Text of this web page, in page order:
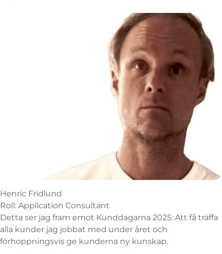
Henric Fridlund
Roll: Application Consultant
Detta ser jag fram emot Kunddagarna 2025: Att få träffa
alla kunder jag jobbat med under året och
förhoppningsvis ge kunderna ny kunskap.